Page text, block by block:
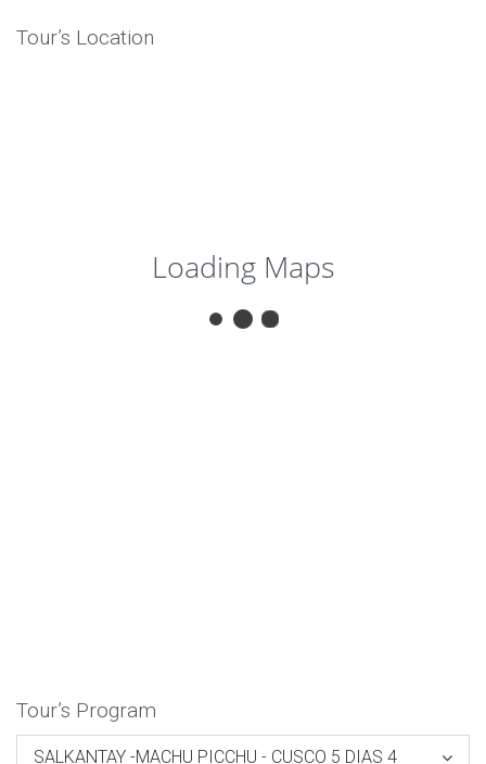
Tour’s Location
Trilha Inca Salkantay 5
Dias / 4 Noites
Loading Maps
Tour’s Program
SALKANTAY -MACHU PICCHU - CUSCO 5 DIAS 4